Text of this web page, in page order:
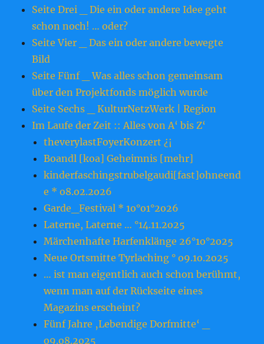
Seite Drei _ Die ein oder andere Idee geht
schon noch! … oder?
Seite Vier _ Das ein oder andere bewegte
Bild
Seite Fünf _ Was alles schon gemeinsam
über den Projektfonds möglich wurde
Seite Sechs _ KulturNetzWerk | Region
Im Laufe der Zeit :: Alles von A‘ bis Z‘
theverylastFoyerKonzert ¿¡
Boandl [koa] Geheimnis [mehr]
kinderfaschingstrubelgaudi[fast]ohneend
e * o8.o2.2o26
Garde_Festival * 1o°o1°2o26
Laterne, Laterne … °14.11.2o25
Märchenhafte Harfenklänge 26°1o°2o25
Neue Ortsmitte Tyrlaching ° o9.1o.2o25
… ist man eigentlich auch schon berühmt,
wenn man auf der Rückseite eines
Magazins erscheint?
Fünf Jahre ‚Lebendige Dorfmitte‘ _
o9.o8.2o25